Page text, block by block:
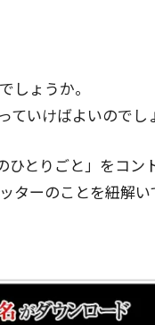
しょうか。
いけばよいのでし
とりごと」をコン
ーのことを紐解い